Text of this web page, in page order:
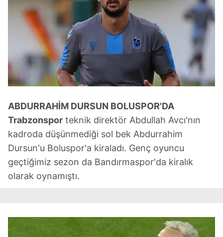
ABDURRAHİM DURSUN BOLUSPOR'DA
Trabzonspor teknik direktör Abdullah Avcı'nın
kadroda düşünmediği sol bek Abdurrahim
Dursun'u Boluspor'a kiraladı. Genç oyuncu
geçtiğimiz sezon da Bandırmaspor'da kiralık
olarak oynamıştı.